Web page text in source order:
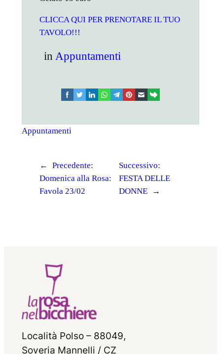
CLICCA QUI PER PRENOTARE IL TUO
TAVOLO!!!
in Appuntamenti
facebooktwitterlinkedinwhatsapptelegram
pinterest email link
Appuntamenti
←
Precedente:
Domenica alla Rosa:
Favola 23/02
Successivo:
FESTA DELLE
DONNE
→
Località Polso – 88049,
Soveria Mannelli / CZ